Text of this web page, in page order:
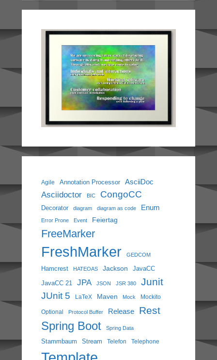
Agile Annotation Processor AsciiDoc
Asciidoctor BIC CongoCC
Decorator diagram diagram as code Enum
Error Prone Event Feiertag
FreeMarker
FreshMarker GEDCOM
Hamcrest HATEOAS Jackson JavaCC
JavaCC 21 JPA JSON JSR 380 Junit
JUnit 5 LaTeX Maven Mock Mockito
Optional Protocol Buffer Release Rest
Spring Boot Spring Data
Stammbaum Stream Telefon Telephone